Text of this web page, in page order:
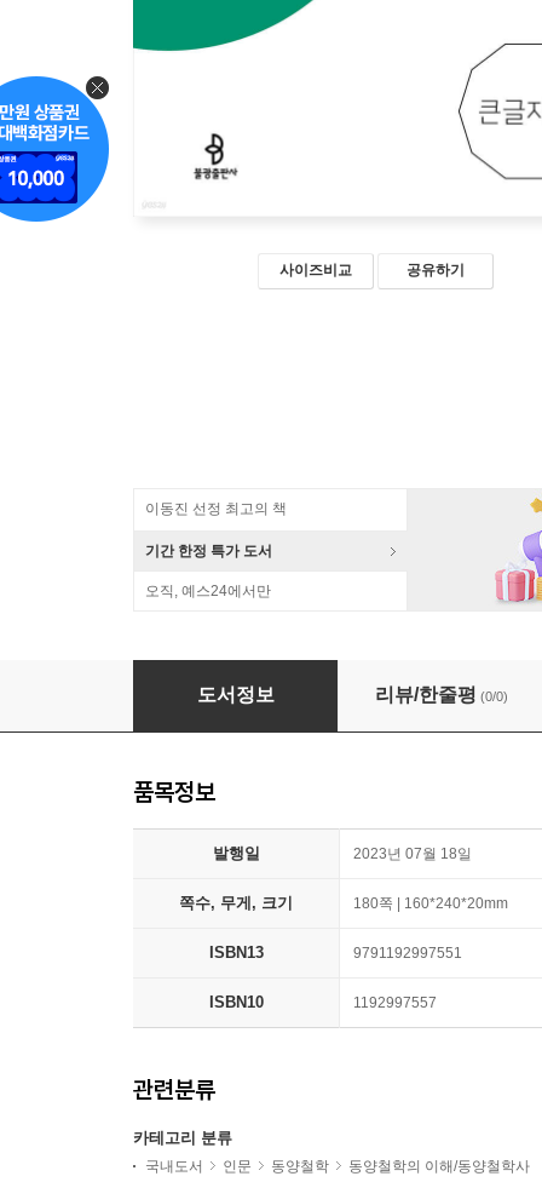
사이즈비교 공유하기
이동진 선정 최고의 책
기간 한정 특가 도서
오직, 예스24에서만
인문학 독자를 위한 법화경 (큰글자책)
도서정보 리뷰/한줄평 (0/0)
품목정보
발행일 2023년 07월 18일
쪽수, 무게, 크기 180쪽 | 160*240*20mm
ISBN13 9791192997551
ISBN10 1192997557
관련분류
카테고리 분류
국내도서 인문 동양철학
동양철학의 이해/동양철학사